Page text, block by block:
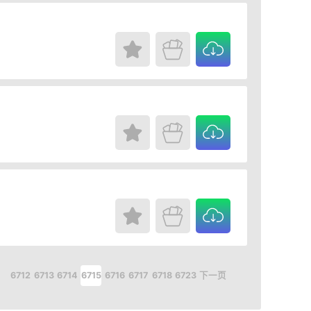
6712 6713 6714 6715 6716 6717 6718 6723 下一页